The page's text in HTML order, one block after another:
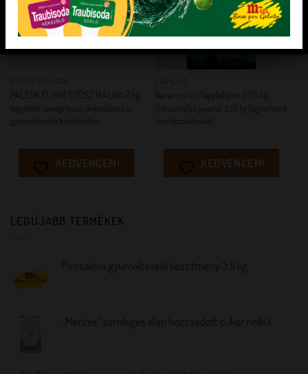
PALEOK ELIXÍR SZÓSZ MÁLNA 2 kg
gyümölcszselék készítéséhez.
KEDVENCEM!
Narancs ízű fagylaltpor 2,05 kg
Felhasználási javaslat: 2,05 kg fagylaltpor 4
l víz hozzáadásával
KEDVENCEM!
LEGÚJABB TERMÉKEK
Pirosalma gyümölcsvelő készítmény 3,5 kg
„Mentes” semleges alap hozzáadott cukor nélkül